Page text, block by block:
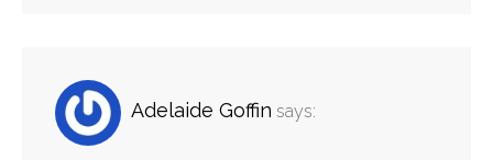
Adelaide Goffin says: